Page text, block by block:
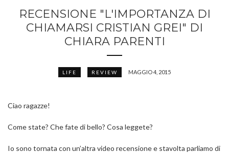
RECENSIONE "L'IMPORTANZA DI
CHIAMARSI CRISTIAN GREI" DI
CHIARA PARENTI
LIFE REVIEW MAGGIO 4, 2015
Ciao ragazze!
Come state? Che fate di bello? Cosa leggete?
Io sono tornata con un’altra video recensione e stavolta parliamo di